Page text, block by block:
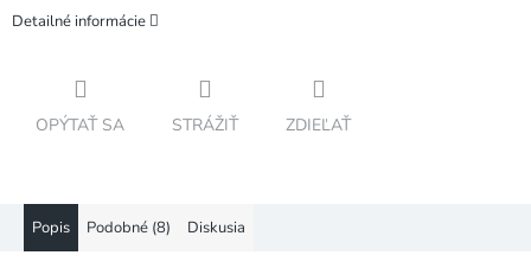
Detailné informácie
OPÝTAŤ SA STRÁŽIŤ ZDIEĽAŤ
Popis Podobné (8) Diskusia